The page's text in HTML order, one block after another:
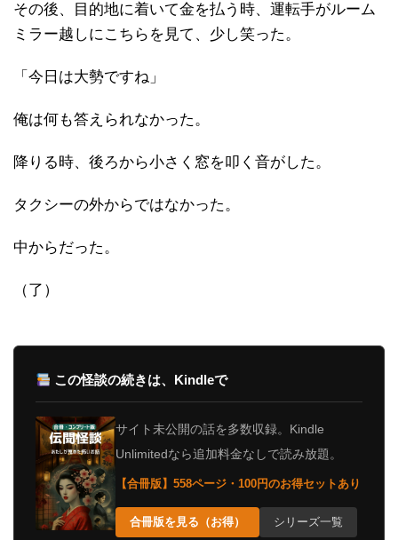
その後、目的地に着いて金を払う時、運転手がルーム
ミラー越しにこちらを見て、少し笑った。
「今日は大勢ですね」
俺は何も答えられなかった。
降りる時、後ろから小さく窓を叩く音がした。
タクシーの外からではなかった。
中からだった。
（了）
この怪談の続きは、Kindleで
サイト未公開の話を多数収録。Kindle
Unlimitedなら追加料金なしで読み放題。
【合冊版】558ページ・100円のお得セットあり
合冊版を見る（お得） シリーズ一覧